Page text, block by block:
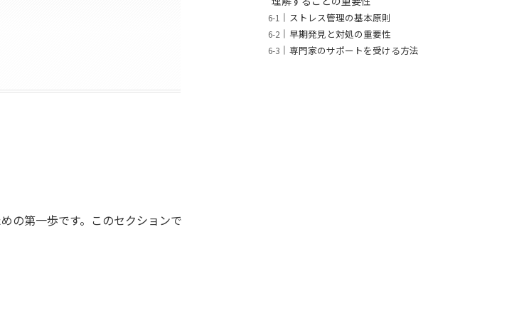
の第一歩です。このセクションで
ストレス管理の基本原則
早期発見と対処の重要性
専門家のサポートを受ける方法